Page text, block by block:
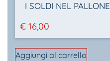
I SOLDI NEL PALLONE
€ 16,00
Aggiungi al carrello